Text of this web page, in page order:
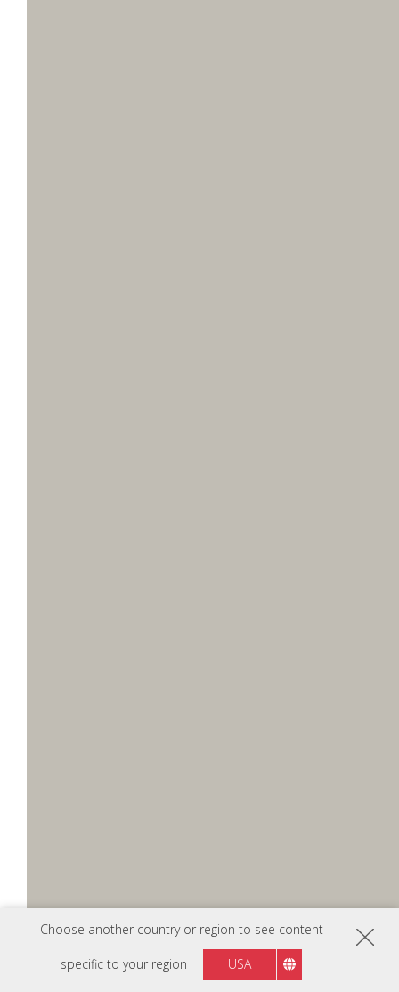
Choose another country or region to see content
specific to your region USA